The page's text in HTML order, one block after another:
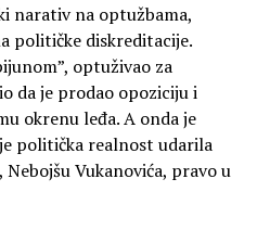
narativ na optužbama,
političke diskreditacije.
optuživao za
da je prodao opoziciju i
okrenu leđa. A onda je
politička realnost udarila
Vukanovića, pravo u